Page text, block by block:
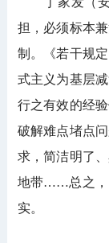
担，必须标本
制。《若干规
式主义为基层
行之有效的经
破解难点堵点
求，简洁明了
地带……总之，
实。